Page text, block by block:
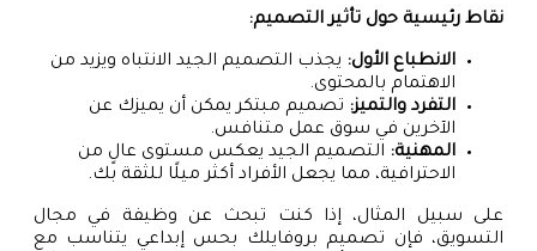
نقاط رئيسية حول تأثير التصميم:
الانطباع الأول: يجذب التصميم الجيد الانتباه ويزيد من
الاهتمام بالمحتوى.
التفرد والتميز: تصميم مبتكر يمكن أن يميزك عن
الآخرين في سوق عمل متنافس.
المهنية: التصميم الجيد يعكس مستوى عالٍ من
الاحترافية، مما يجعل الأفراد أكثر ميلًا للثقة بك.
على سبيل المثال، إذا كنت تبحث عن وظيفة في مجال
التسويق، فإن تصميم بروفايلك بحس إبداعي يتناسب مع